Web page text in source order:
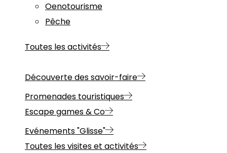
Oenotourisme
Pêche
Toutes les activités
Découverte des savoir-faire
Promenades touristiques
Escape games & Co
Evénements "Glisse"
Toutes les visites et activités